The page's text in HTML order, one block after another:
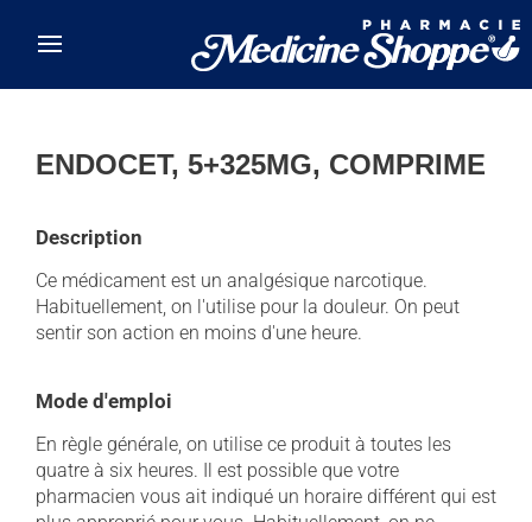
ENDOCET, 5+325MG, COMPRIME
Description
Ce médicament est un analgésique narcotique.
Habituellement, on l'utilise pour la douleur. On peut
sentir son action en moins d'une heure.
Mode d'emploi
En règle générale, on utilise ce produit à toutes les
quatre à six heures. Il est possible que votre
pharmacien vous ait indiqué un horaire différent qui est